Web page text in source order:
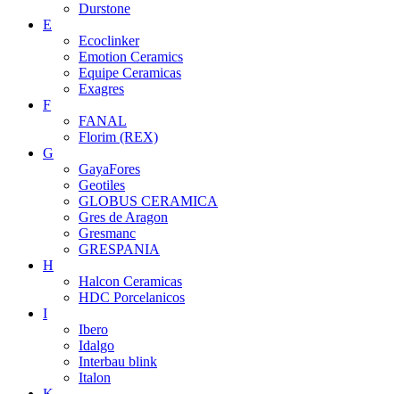
Durstone
E
Ecoclinker
Emotion Ceramics
Equipe Ceramicas
Exagres
F
FANAL
Florim (REX)
G
GayaFores
Geotiles
GLOBUS CERAMICA
Gres de Aragon
Gresmanc
GRESPANIA
H
Halcon Ceramicas
HDC Porcelanicos
I
Ibero
Idalgo
Interbau blink
Italon